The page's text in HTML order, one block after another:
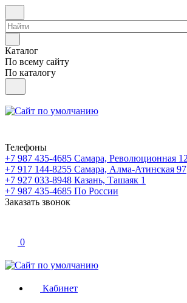
Каталог
По всему сайту
По каталогу
Телефоны
+7 987 435-4685 Самара, Революционная
+7 917 144-8255 Самара, Алма-Атинская 97
+7 927 033-8948 Казань, Ташаяк 1
+7 987 435-4685 По России
Заказать звонок
0
Кабинет